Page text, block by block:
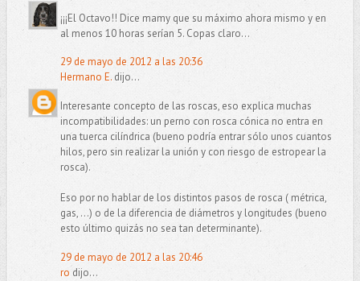
¡¡¡El Octavo!! Dice mamy que su máximo ahora mismo y en
al menos 10 horas serían 5. Copas claro...
29 de mayo de 2012 a las 20:36
Hermano E.dijo...
Interesante concepto de las roscas, eso explica muchas
incompatibilidades: un perno con rosca cónica no entra en
una tuerca cilíndrica (bueno podría entrar sólo unos cuantos
hilos, pero sin realizar la unión y con riesgo de estropear la
rosca).
Eso por no hablar de los distintos pasos de rosca ( métrica,
gas, ...) o de la diferencia de diámetros y longitudes (bueno
esto último quizás no sea tan determinante).
29 de mayo de 2012 a las 20:46
ro dijo...